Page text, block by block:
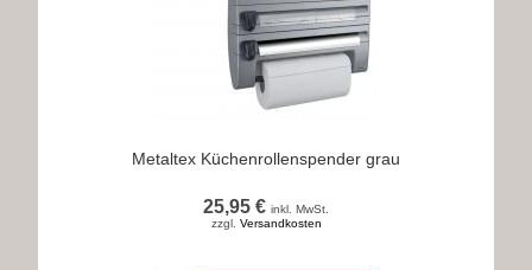
Metaltex Küchenrollenspender grau
25,95 € inkl. MwSt.
zzgl. Versandkosten